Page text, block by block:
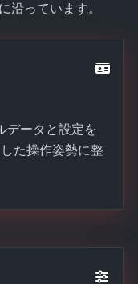
沿っています。
データと設定を
た操作姿勢に整